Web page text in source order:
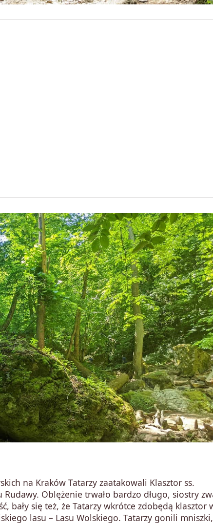
na Kraków Tatarzy zaatakowali Klasztor ss.
Oblężenie trwało bardzo długo, siostry
bały się też, że Tatarzy wkrótce zdobędą klasztor
lasu – Lasu Wolskiego. Tatarzy gonili